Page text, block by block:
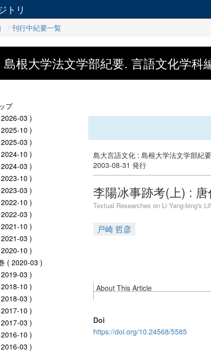
トリ
刊行中紀要一覧
根大学法文学部紀要. 言語文化学科
プ
03 )
10 )
03 )
10 )
03 )
10 )
03 )
10 )
03 )
10 )
03 )
10 )
( 2020-03 )
03 )
10 )
03 )
10 )
03 )
10 )
03 )
島大言語文化 : 島根大学法文学部紀
2003-08-31 発行
李陽冰事跡考(上) :
Textual Researches on Li Yang-bing's
戸崎 哲彦
About This Article
Doi
https://doi.org/10.24568/5585